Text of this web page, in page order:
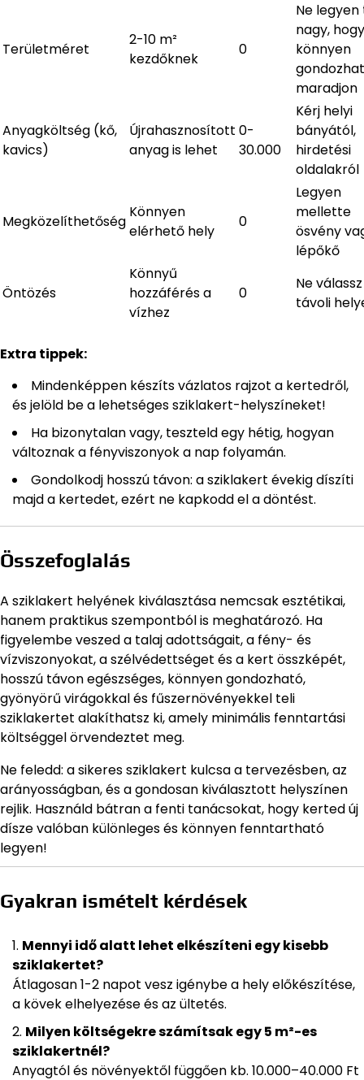
Területméret
2-10 m²
kezdőknek
0
Ne legyen
nagy, hogy
könnyen
maradjon
Anyagköltség (kő,
kavics)
Újrahasznosított
anyag is lehet
0-
30.000
Kérj helyi
bányától,
hirdetési
oldalakról
Megközelíthetőség
Könnyen
elérhető hely
0
Legyen
mellette
ösvény
lépőkő
Öntözés
Könnyű
hozzáférés a
vízhez
0
Ne
távoli
Extra tippek:
Mindenképpen készíts vázlatos rajzot a kertedről,
és jelöld be a lehetséges sziklakert-helyszíneket!
Ha bizonytalan vagy, teszteld egy hétig, hogyan
változnak a fényviszonyok a nap folyamán.
Gondolkodj hosszú távon: a sziklakert évekig díszíti
majd a kertedet, ezért ne kapkodd el a döntést.
Összefoglalás
A sziklakert helyének kiválasztása nemcsak esztétikai,
hanem praktikus szempontból is meghatározó. Ha
figyelembe veszed a talaj adottságait, a fény- és
vízviszonyokat, a szélvédettséget és a kert összképét,
hosszú távon egészséges, könnyen gondozható,
gyönyörű virágokkal és fűszernövényekkel teli
sziklakertet alakíthatsz ki, amely minimális fenntartási
költséggel örvendeztet meg.
Ne feledd: a sikeres sziklakert kulcsa a tervezésben, az
arányosságban, és a gondosan kiválasztott helyszínen
rejlik. Használd bátran a fenti tanácsokat, hogy kerted új
dísze valóban különleges és könnyen fenntartható
legyen!
Gyakran ismételt kérdések
Mennyi idő alatt lehet elkészíteni egy kisebb
sziklakertet?
Átlagosan 1-2 napot vesz igénybe a hely előkészítése,
a kövek elhelyezése és az ültetés.
Milyen költségekre számítsak egy 5 m²-es
sziklakertnél?
Anyagtól és növényektől függően kb. 10.000–40.000 Ft